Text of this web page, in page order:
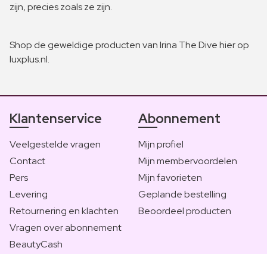
zijn, precies zoals ze zijn.
Shop de geweldige producten van Irina The Dive hier op
luxplus.nl.
Klantenservice
Veelgestelde vragen
Contact
Pers
Levering
Retournering en klachten
Vragen over abonnement
BeautyCash
Abonnement
Mijn profiel
Mijn membervoordelen
Mijn favorieten
Geplande bestelling
Beoordeel producten